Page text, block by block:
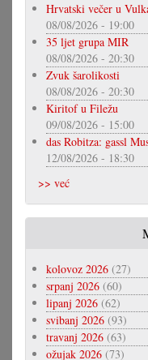
Hrvatski večer u
08/08/2026 - 19:00
35 ljet grupa MIR
08/08/2026 - 20:30
Zvuk šarolikosti
08/08/2026 - 20:30
Kiritof u Filežu
09/08/2026 - 15:00
das Robitza: gassl
12/08/2026 - 18:30
>> već
kolovoz 2026 (27)
srpanj 2026 (60)
lipanj 2026 (62)
svibanj 2026 (93)
travanj 2026 (63)
ožujak 2026 (73)